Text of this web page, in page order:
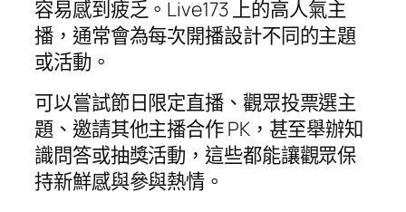
容易感到疲乏。Live173 上的高人氣主
播，通常會為每次開播設計不同的主題
或活動。
可以嘗試節日限定直播、觀眾投票選主
題、邀請其他主播合作 PK，甚至舉辦知
識問答或抽獎活動，這些都能讓觀眾保
持新鮮感與參與熱情。